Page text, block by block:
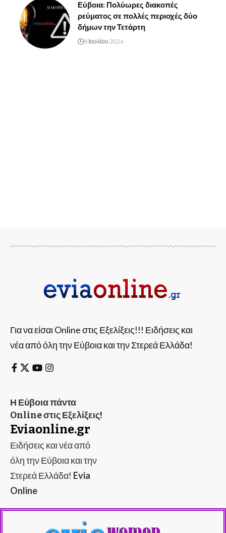
Εύβοια: Πολύωρες διακοπές
ρεύματος σε πολλές περιοχές δύο
δήμων την Τετάρτη
8 Ιουλίου 2026
Για να είσαι Online στις Εξελίξεις!!! Ειδήσεις και
νέα από όλη την Εύβοια και την Στερεά Ελλάδα!
Η Εύβοια πάντα
Online στις Εξελίξεις!
Eviaonline.gr
Ειδήσεις και νέα από
όλη την Εύβοια και την
Στερεά Ελλάδα! Evia
Online